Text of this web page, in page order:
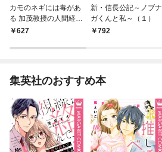
カモのネギには毒があ
る 加茂教授の人間経済
学講義 1
627
新・信長公記～ノブナ
ガくんと私～（１）
792
集英社のおすすめ本